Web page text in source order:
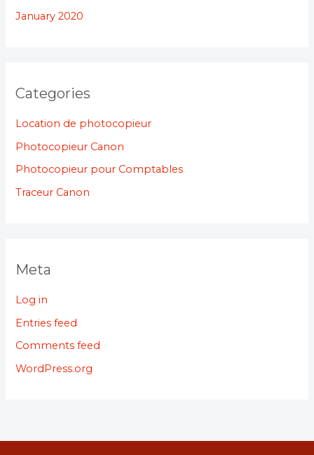
January 2020
Categories
Location de photocopieur
Photocopieur Canon
Photocopieur pour Comptables
Traceur Canon
Meta
Log in
Entries feed
Comments feed
WordPress.org